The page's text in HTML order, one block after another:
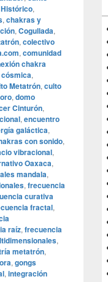
,
, chakras y
, Cogullada,
, colectivo
, comunidad
chakra
,
Metatrón, culto
, domo
Cinturón,
, encuentro
galáctica,
con sonido,
vibracional,
Oaxaca,
mandala,
, frecuencia
curativa
fractal,
raíz, frecuencia
,
metatrón,
, gongs
, integración